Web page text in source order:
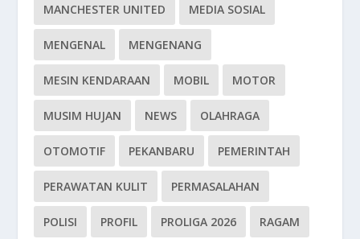
MANCHESTER UNITED MEDIA SOSIAL
MENGENAL MENGENANG
MESIN KENDARAAN MOBIL MOTOR
MUSIM HUJAN NEWS OLAHRAGA
OTOMOTIF PEKANBARU PEMERINTAH
PERAWATAN KULIT PERMASALAHAN
POLISI PROFIL PROLIGA 2026 RAGAM